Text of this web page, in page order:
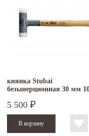
киянка Stubai
безынерционная 30 мм
5 500 ₽